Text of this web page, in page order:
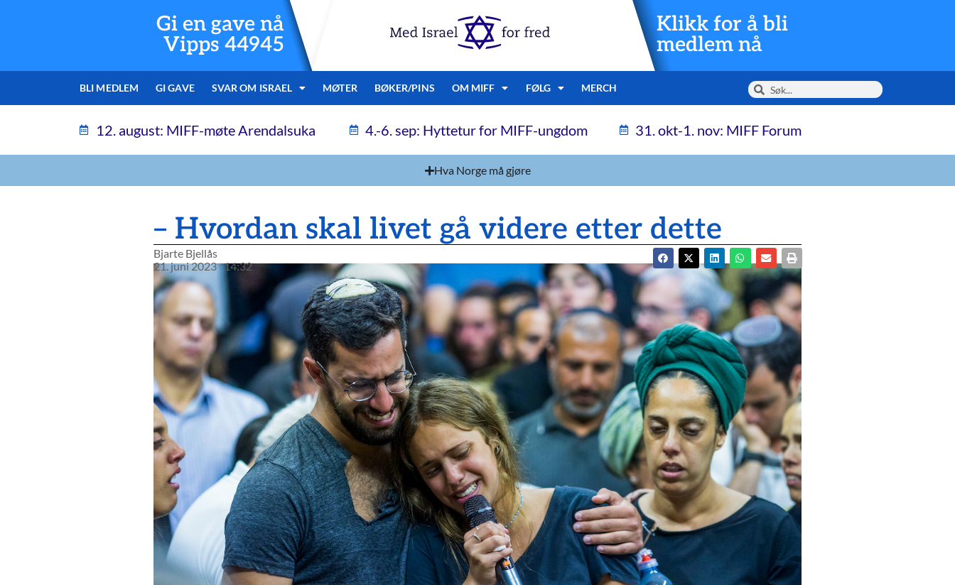
Gi en gave nå
Vipps 44945
Klikk for å bli
medlem nå
BLI MEDLEM GI GAVE SVAR OM ISRAEL MØTER BØKER/PINS OM MIFF FØLG MERCH
12. august: MIFF-møte Arendalsuka 4.-6. sep: Hyttetur for MIFF-ungdom 31. okt-1. nov: MIFF Forum
Hva Norge må gjøre
– Hvordan skal livet gå videre etter dette
Bjarte Bjellås
21. juni 2023 14:32